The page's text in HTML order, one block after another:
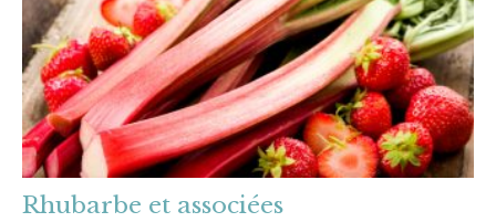
Rhubarbe et associées